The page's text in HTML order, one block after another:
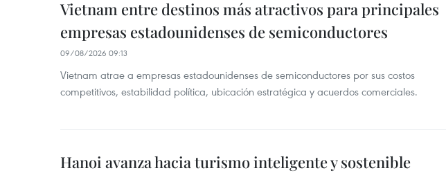
Vietnam entre destinos más atractivos para principales
empresas estadounidenses de semiconductores
09/08/2026 09:13
Vietnam atrae a empresas estadounidenses de semiconductores por sus costos
competitivos, estabilidad política, ubicación estratégica y acuerdos comerciales.
Hanoi avanza hacia turismo inteligente y sostenible